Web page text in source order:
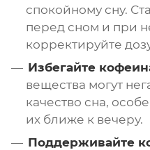
спокойному сну.
перед сном и при
корректируйте
Избегайте
вещества могут
качество сна,
их ближе к вечеру.
Поддерживайте